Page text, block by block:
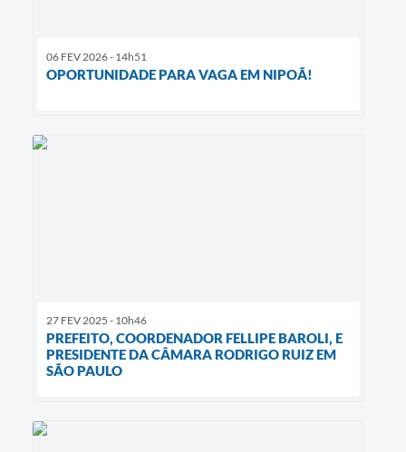
06 FEV 2026 - 14h51
OPORTUNIDADE PARA VAGA EM NIPOÃ!
27 FEV 2025 - 10h46
PREFEITO, COORDENADOR FELLIPE BAROLI, E
PRESIDENTE DA CÂMARA RODRIGO RUIZ EM
SÃO PAULO